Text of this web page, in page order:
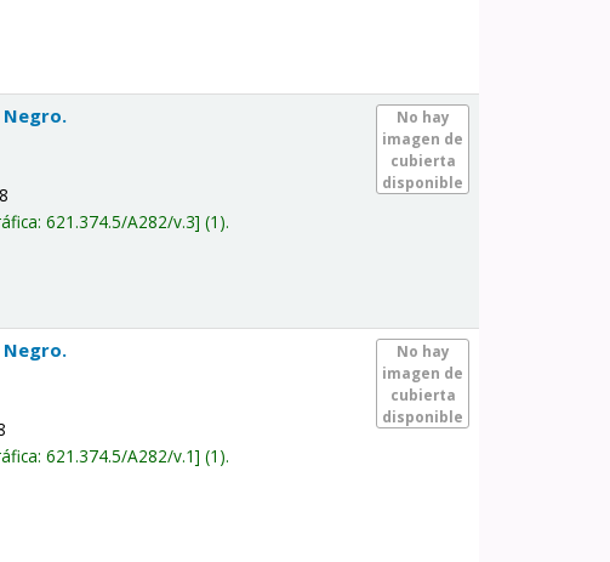
No hay
imagen de
cubierta
disponible
Negro.
621.374.5/A282/v.3 (1).
No hay
imagen de
cubierta
disponible
Negro.
621.374.5/A282/v.1 (1).